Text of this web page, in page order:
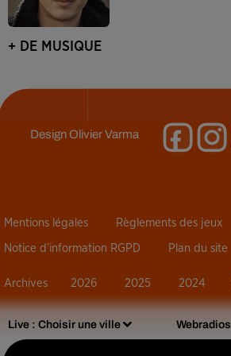
Live : Choisir une ville Webradios
+ DE MUSIQUE
DesignOlivier Varma
Mentions légales Règlements des jeux
Notice d’information RGPD Plan du site
Archives 2026 2025 2024